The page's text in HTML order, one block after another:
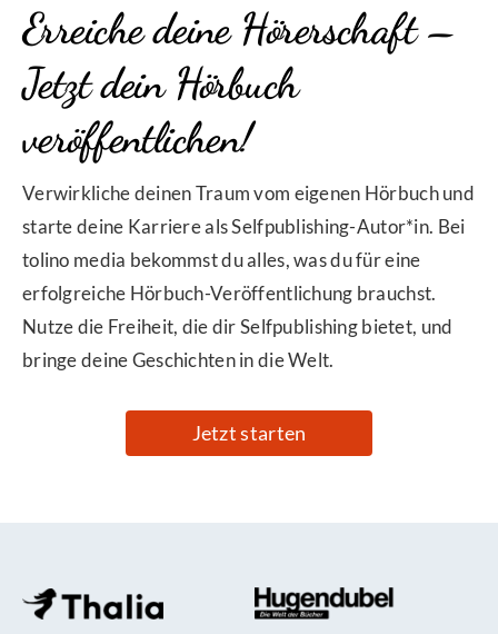
Erreiche deine Hörerschaft –
Jetzt dein Hörbuch
veröffentlichen!
Verwirkliche deinen Traum vom eigenen Hörbuch und
starte deine Karriere als Selfpublishing-Autor*in. Bei
tolino media bekommst du alles, was du für eine
erfolgreiche Hörbuch-Veröffentlichung brauchst.
Nutze die Freiheit, die dir Selfpublishing bietet, und
bringe deine Geschichten in die Welt.
Jetzt starten